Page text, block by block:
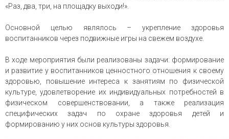
«Раз, два, три, на площадку выходи!».
Основной целью являлось – укрепление здоровья
воспитанников через подвижные игры на свежем воздухе.
В ходе мероприятия были реализованы задачи: формирование
и развитие у воспитанников ценностного отношения к своему
здоровью, повышение интереса к занятиям по физической
культуре, удовлетворение их индивидуальных потребностей в
физическом совершенствовании, а также реализация
специфических задач по охране здоровья детей и
формированию у них основ культуры здоровья.